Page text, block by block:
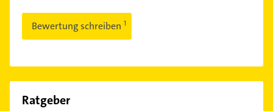
Bewertung schreiben
Ratgeber